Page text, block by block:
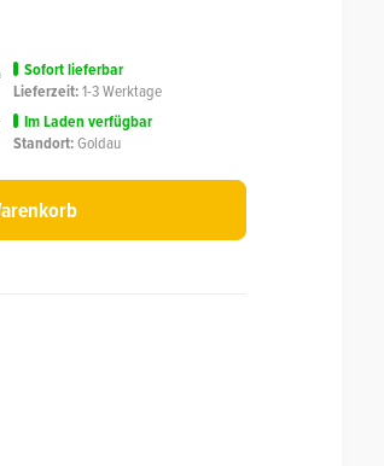
Sofort lieferbar
Lieferzeit:1-3 Werktage
Im Laden verfügbar
Standort:Goldau